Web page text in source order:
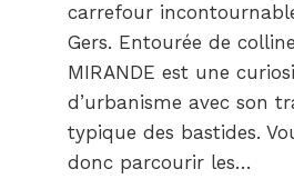
carrefour
Gers. Entourée de
MIRANDE est une
d’urbanisme avec son
typique des bastides.
donc parcourir les…